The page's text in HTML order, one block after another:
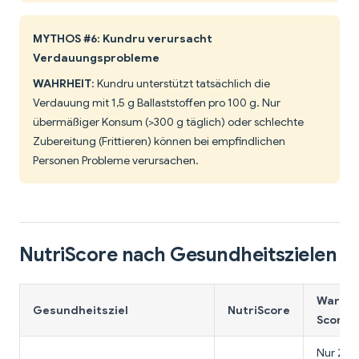
MYTHOS #6: Kundru verursacht
Verdauungsprobleme
WAHRHEIT: Kundru unterstützt tatsächlich die
Verdauung mit 1,5 g Ballaststoffen pro 100 g. Nur
übermäßiger Konsum (>300 g täglich) oder schlechte
Zubereitung (Frittieren) können bei empfindlichen
Personen Probleme verursachen.
NutriScore nach Gesundheitszielen
Gesundheitsziel NutriScore
Score?
Nur 20